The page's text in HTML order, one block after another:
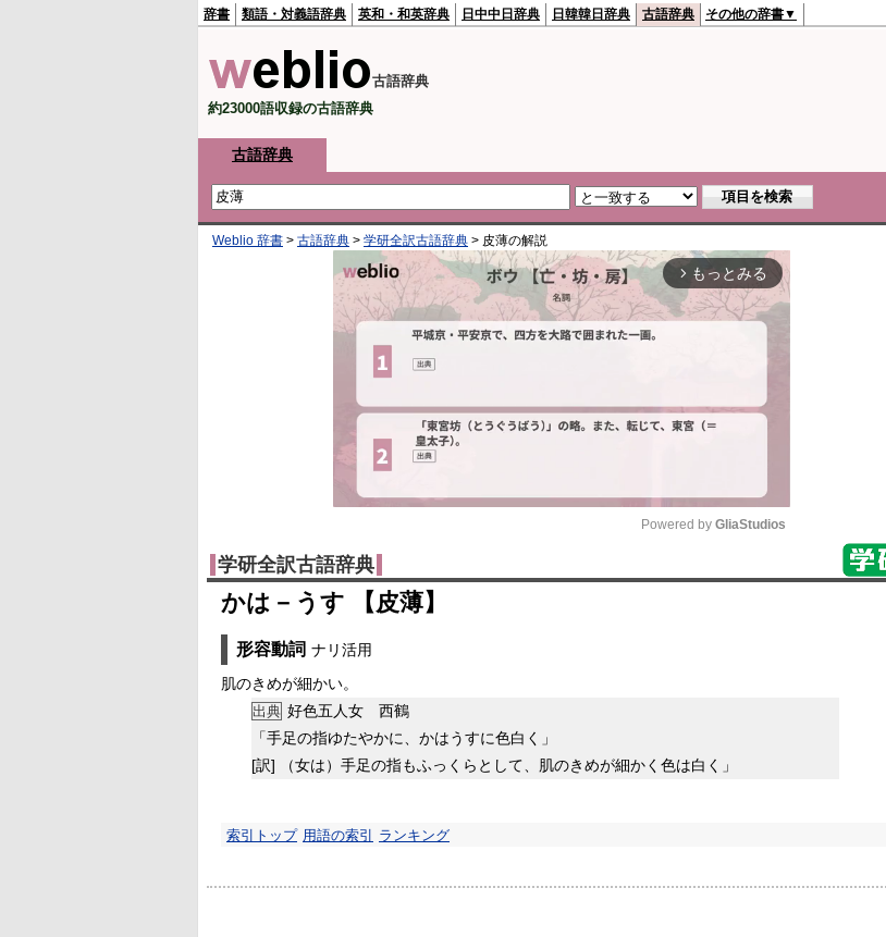
辞書 類語・対義語辞典 英和・和英辞典 日中中日辞典 日韓韓日辞典 古語辞典 その他の辞書▼
古語辞典
約23000語収録の古語辞典
古語辞典
Weblio 辞書 > 古語辞典 > 学研全訳古語辞典 > 皮薄の解説
arrow_forward_ios もっとみる
Mute
Powered by GliaStudios
学研全訳古語辞典
かは－うす 【皮薄】
形容動詞 ナリ活用
肌のきめが細かい。
出典 好色五人女 西鶴
「手足の指ゆたやかに、かはうすに色白く」
[訳] （女は）手足の指もふっくらとして、肌のきめが細かく色は白く」
索引トップ 用語の索引 ランキング